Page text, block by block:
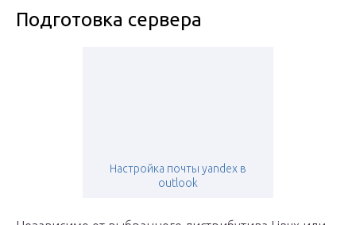
Подготовка сервера
Настройка почты yandex в
outlook